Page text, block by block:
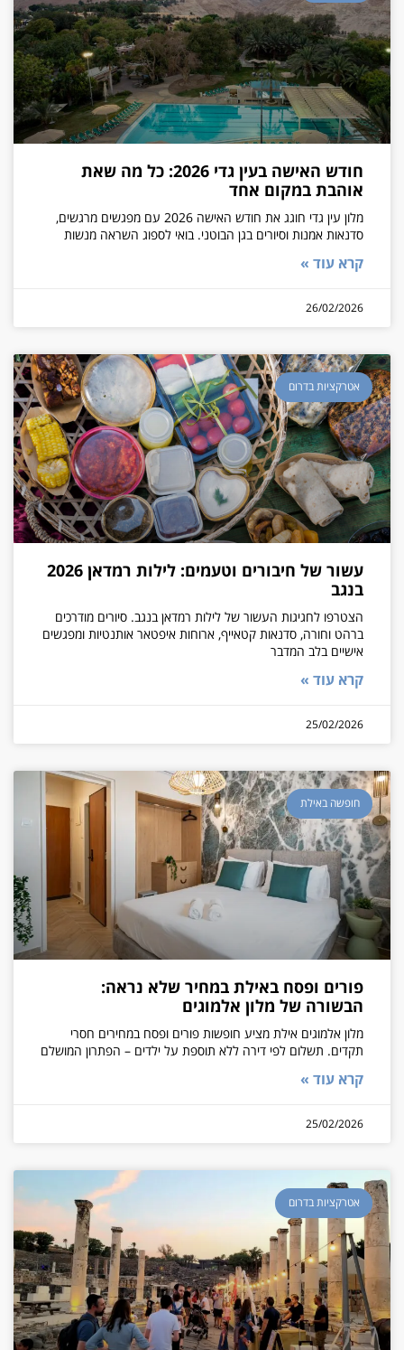
חודש האישה בעין גדי 2026: כל מה שאת
אוהבת במקום אחד
מלון עין גדי חוגג את חודש האישה 2026 עם מפגשים מרגשים,
סדנאות אמנות וסיורים בגן הבוטני. בואי לספוג השראה מנשות
קרא עוד »
26/02/2026
אטרקציות בדרום
עשור של חיבורים וטעמים: לילות רמדאן 2026
בנגב
הצטרפו לחגיגות העשור של לילות רמדאן בנגב. סיורים מודרכים
ברהט וחורה, סדנאות קטאייף, ארוחות איפטאר אותנטיות ומפגשים
אישיים בלב המדבר
קרא עוד »
25/02/2026
חופשה באילת
פורים ופסח באילת במחיר שלא נראה:
הבשורה של מלון אלמוגים
מלון אלמוגים אילת מציע חופשות פורים ופסח במחירים חסרי
תקדים. תשלום לפי דירה ללא תוספת על ילדים – הפתרון המושלם
קרא עוד »
25/02/2026
אטרקציות בדרום